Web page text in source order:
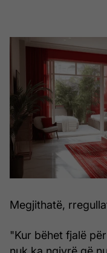
Megjithatë,
"Kur bëhet fjalë